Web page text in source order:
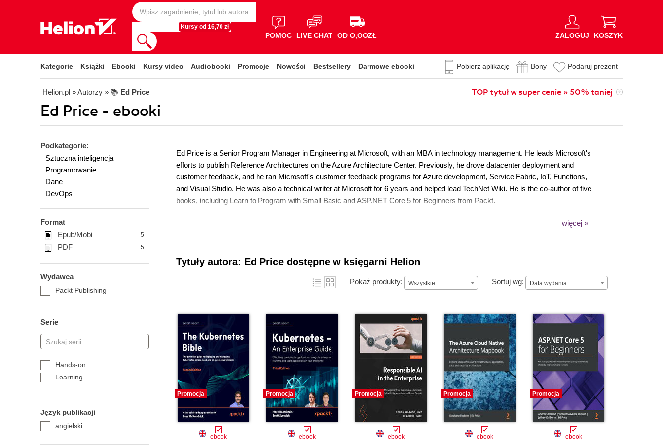
Kursy od 16,70 zł
POMOC LIVE CHAT OD O,OOZŁ ZALOGUJ KOSZYK
Kategorie Książki Ebooki Kursy video Audiobooki Promocje Nowości Bestsellery Darmowe ebooki Pobierz aplikację Bony Podaruj prezent
Helion.pl » Autorzy » 📚 Ed Price TOP tytuł w super cenie » 50% taniej
Ed Price - ebooki
Podkategorie:
Sztuczna inteligencja
Programowanie
Dane
DevOps
Format
Epub/Mobi
5
PDF 5
Wydawca
Packt Publishing
Serie
Hands-on
Learning
Język publikacji
angielski
Ed Price is a Senior Program Manager in Engineering at Microsoft, with an MBA in technology management. He leads Microsoft's
efforts to publish Reference Architectures on the Azure Architecture Center. Previously, he drove datacenter deployment and
customer feedback, and he ran Microsoft's customer feedback programs for Azure development, Service Fabric, IoT, Functions,
and Visual Studio. He was also a technical writer at Microsoft for 6 years and helped lead TechNet Wiki. He is the co-author of five
books, including Learn to Program with Small Basic and ASP.NET Core 5 for Beginners from Packt.
więcej »
Tytuły autora: Ed Price dostępne w księgarni Helion
Pokaż produkty: Wszystkie Sortuj wg: Data wydania
Data wydania
Promocja
ebook
Promocja
ebook
Promocja
ebook
Promocja
ebook
Promocja
ebook